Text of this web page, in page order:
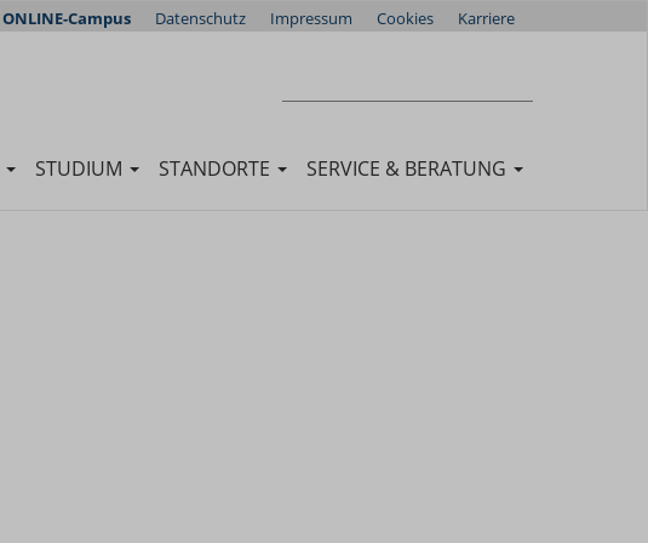
ONLINE-Campus Datenschutz Impressum Cookies Karriere
SUCHEN
STUDIUM STANDORTE SERVICE & BERATUNG